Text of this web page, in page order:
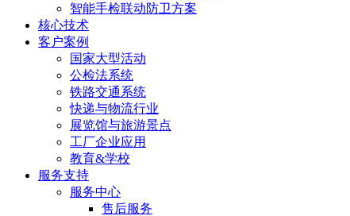
智能手检联动防卫方案
核心技术
客户案例
国家大型活动
公检法系统
铁路交通系统
快递与物流行业
展览馆与旅游景点
工厂企业应用
教育&学校
服务支持
服务中心
售后服务